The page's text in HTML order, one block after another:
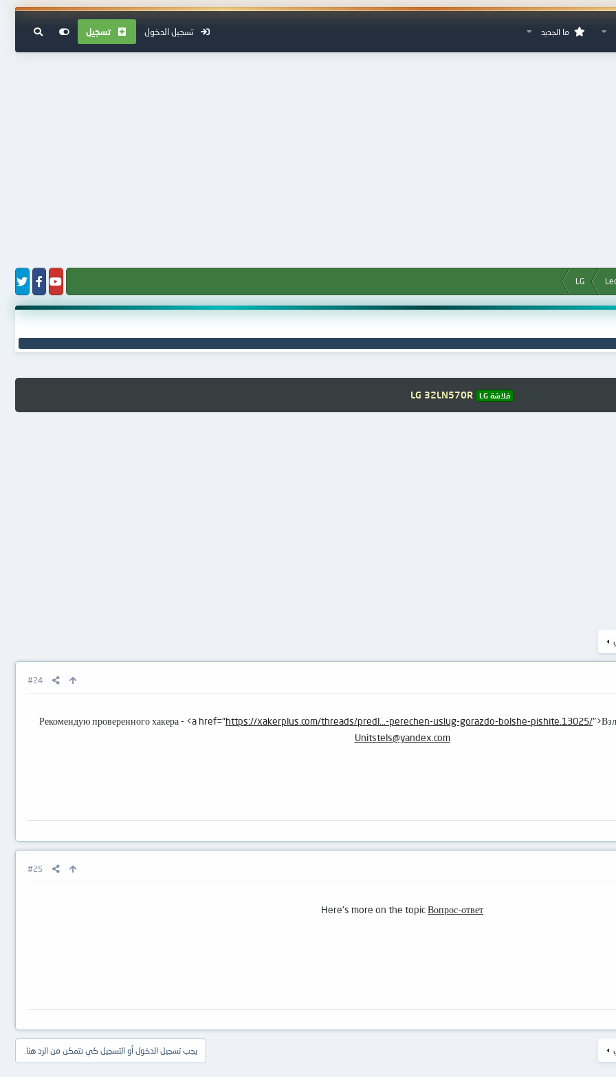
ما الجديد تسجيل الدخول تسجيل
LG
فلاشة LG LG 32LN570R
#24
Рекомендую проверенного хакера - <a href="https://xakerplus.com/threads/predl...-perechen-uslug-gorazdo-bolshe-pishite.13025/
Unitstels@yandex.com
#25
Here's more on the topicВопрос-ответ
يجب تسجيل الدخول أو التسجيل كي تتمكن من الرد هنا.